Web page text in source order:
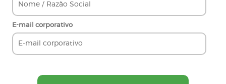
E-mail corporativo